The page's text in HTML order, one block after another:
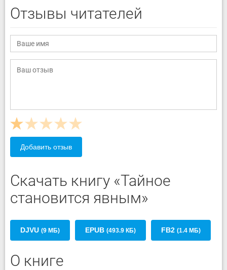
Отзывы читателей
Добавить отзыв
Скачать книгу «Тайное
становится явным»
DJVU (9 МБ) EPUB (493.9 КБ) FB2 (1.4 МБ)
О книге